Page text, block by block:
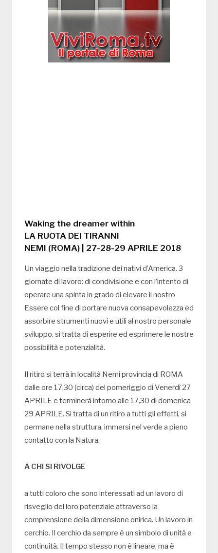
Waking the dreamer within
LA RUOTA DEI TIRANNI
NEMI (ROMA) | 27-28-29 APRILE 2018
Un viaggio nella tradizione dei nativi d’America. 3
giornate di lavoro: di condivisione e con l’intento di
operare una spinta in grado di elevare il nostro
Essere col fine di portare nuova consapevolezza ed
assorbire strumenti nuovi e utili al nostro personale
sviluppo, si tratta di esperire ed esprimere le nostre
possibilità e potenzialità.
Il ritiro si terrà in località Nemi provincia di ROMA
dalle ore 17,30 (circa) del pomeriggio di Venerdì 27
APRILE e terminerà intorno alle 17,30 di domenica
29 APRILE. Si tratta di un ritiro a tutti gli effetti, si
permane nella struttura, immersi nel verde a pieno
contatto con la Natura.
A CHI SI RIVOLGE
a tutti coloro che sono interessati ad un lavoro di
risveglio del loro potenziale attraverso la
comprensione della dimensione onirica. Un lavoro in
cerchio. Il cerchio da sempre è un simbolo di unità e
continuità. Il tempo stesso non è lineare, ma è